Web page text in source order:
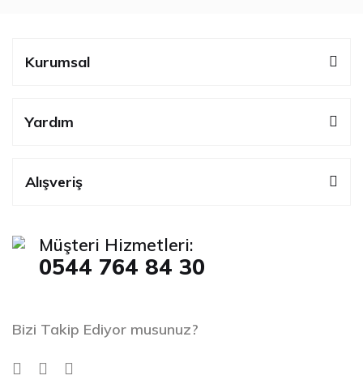
Kurumsal
Yardım
Alışveriş
Müşteri Hizmetleri:
0544 764 84 30
Bizi Takip Ediyor musunuz?